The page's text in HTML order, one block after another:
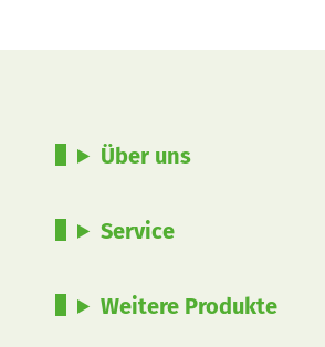
Über uns
Service
Weitere Produkte